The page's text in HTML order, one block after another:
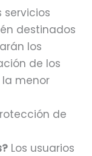
servicios
destinados
los
de los
menor
de
Los usuarios